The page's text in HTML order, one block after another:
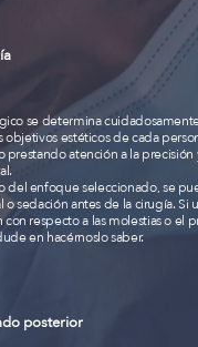
se determina
objetivos estéticos de cada
prestando atención a la precisión
del enfoque seleccionado, se
o sedación antes de la cirugía. Si
respecto a las molestias o el
en hacérnoslo saber.
posterior